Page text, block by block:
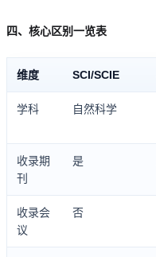
四、核心区别一览表
维度 SCI/SCIE
学科 自然科学
收录期
刊
是
收录会
议
否